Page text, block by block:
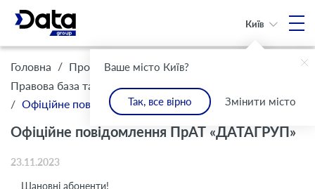
Ваше місто Київ?
Так, все вірно Змінити місто
Київ
Головна / Про Компанію /
Правова база та комплаєнс / Інформація для клієнтів
/ Офіційне повідомлення ПрАТ «ДАТАГРУП»
Офіційне повідомлення ПрАТ «ДАТАГРУП»
23.11.2023
Шановні абоненти!